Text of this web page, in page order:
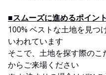
■スムーズに進めるポイン
100% ベストな土地を見つ
いわれています
そこで、土地を探す際の
からご来場ください